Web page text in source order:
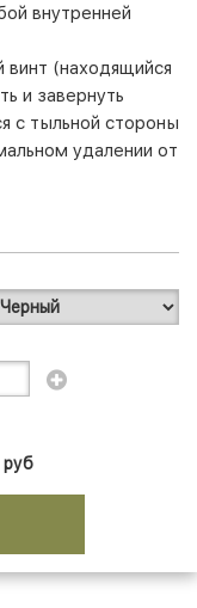
внутренней
винт (находящийся
и завернуть
с тыльной стороны
удалении от
руб